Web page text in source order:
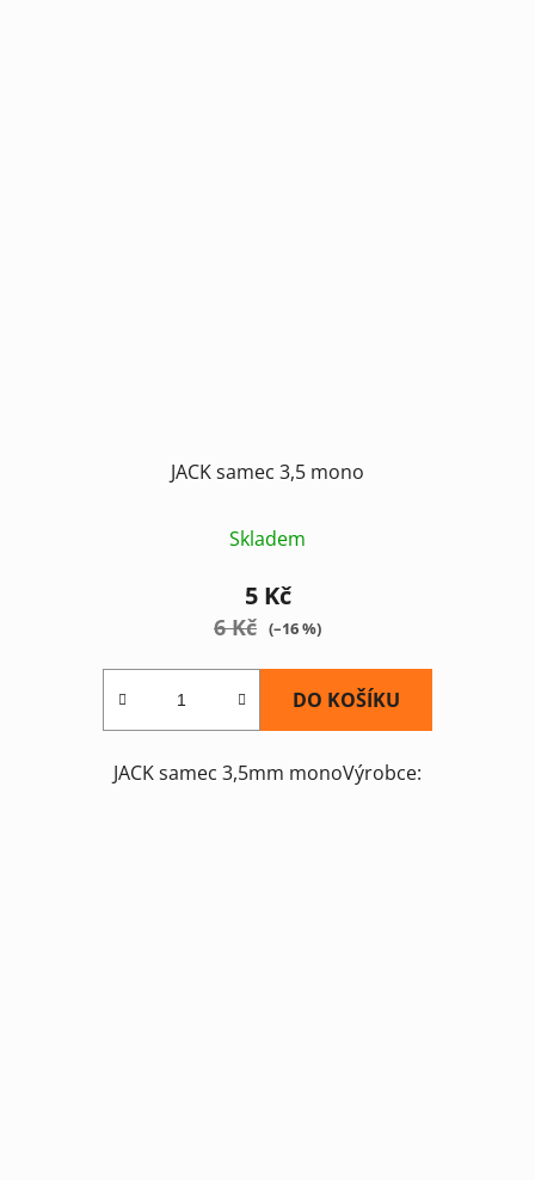
JACK samec 3,5 mono
Skladem
5 Kč
6 Kč (–16 %)
DO KOŠÍKU
JACK samec 3,5mm monoVýrobce: